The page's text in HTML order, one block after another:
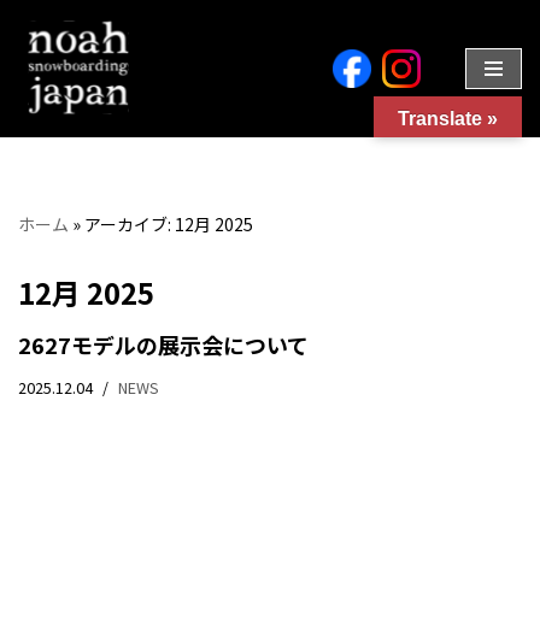
コ
ン
へ
ッ
プ
ホーム » アーカイブ: 12月 2025
12月 2025
2627モデルの展示会について
2025.12.04 NEWS
Translate »